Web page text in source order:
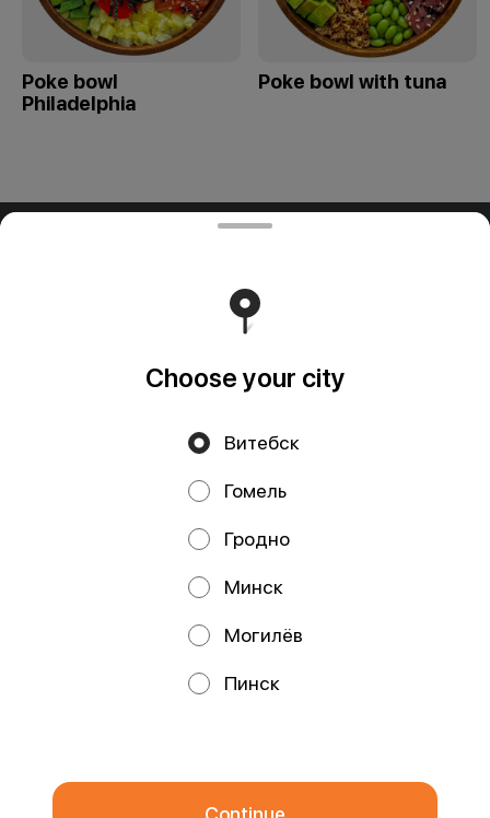
processing of your browser's cookies and the use of analytical
services in accordance with
Poke bowl
Philadelphia
Poke bowl with tuna
ООО "ПАДТАЙ-ГРУПП"
Свидетельство выдано Минским горисполкомом
03.12.2020 г. Интернет-магазин зарегистрирован в
Торговом реестре Республики Беларусь 18.01.2021г.
Файлы cookie
Choose your city
Витебск
Гомель
Гродно
Минск
Могилёв
Пинск